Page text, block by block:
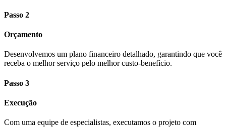
Passo 2
Orçamento
Desenvolvemos um plano financeiro detalhado, garantindo que você
receba o melhor serviço pelo melhor custo-benefício.
Passo 3
Execução
Com uma equipe de especialistas, executamos o projeto com